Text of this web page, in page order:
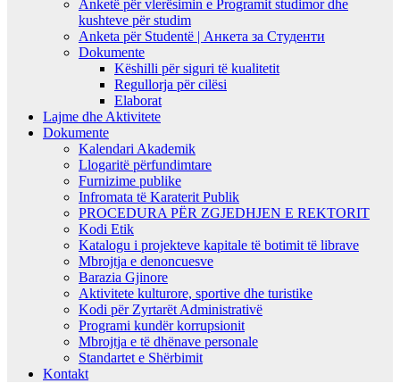
Anketë për vlerësimin e Programit studimor dhe
kushteve për studim
Anketa për Studentë | Анкета за Студенти
Dokumente
Këshilli për siguri të kualitetit
Regullorja për cilësi
Elaborat
Lajme dhe Aktivitete
Dokumente
Kalendari Akademik
Llogaritë përfundimtare
Furnizime publike
Infromata të Karaterit Publik
PROCEDURA PËR ZGJEDHJEN E REKTORIT
Kodi Etik
Katalogu i projekteve kapitale të botimit të librave
Mbrojtja e denoncuesve
Barazia Gjinore
Aktivitete kulturore, sportive dhe turistike
Kodi për Zyrtarët Administrativë
Programi kundër korrupsionit
Mbrojtja e të dhënave personale
Standartet e Shërbimit
Kontakt